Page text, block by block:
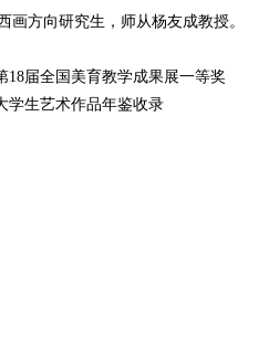
画方向研究生，师从杨友成教授。
18届全国美育教学成果展一等奖
学生艺术作品年鉴收录